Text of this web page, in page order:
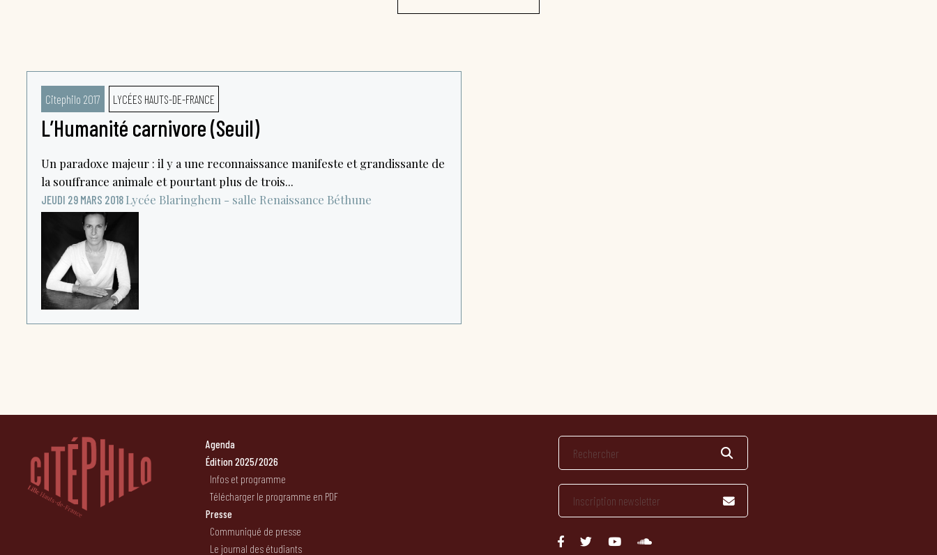
Citephilo 2017 LYCÉES HAUTS-DE-FRANCE
L’Humanité carnivore (Seuil)
Un paradoxe majeur : il y a une reconnaissance manifeste et grandissante de
la souffrance animale et pourtant plus de trois...
JEUDI 29 MARS 2018 Lycée Blaringhem - salle Renaissance Béthune
Agenda
Édition 2025/2026
Infos et programme
Télécharger le programme en PDF
Presse
Communiqué de presse
Le journal des étudiants